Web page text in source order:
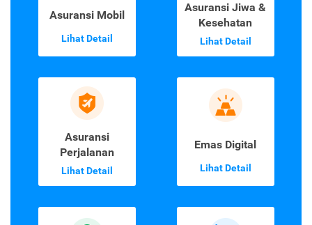
Asuransi Mobil
Lihat Detail
Asuransi Jiwa &
Kesehatan
Lihat Detail
Asuransi
Perjalanan
Lihat Detail
Emas Digital
Lihat Detail